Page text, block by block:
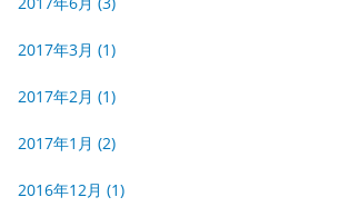
2017年3月 (1)
2017年2月 (1)
2017年1月 (2)
2016年12月 (1)